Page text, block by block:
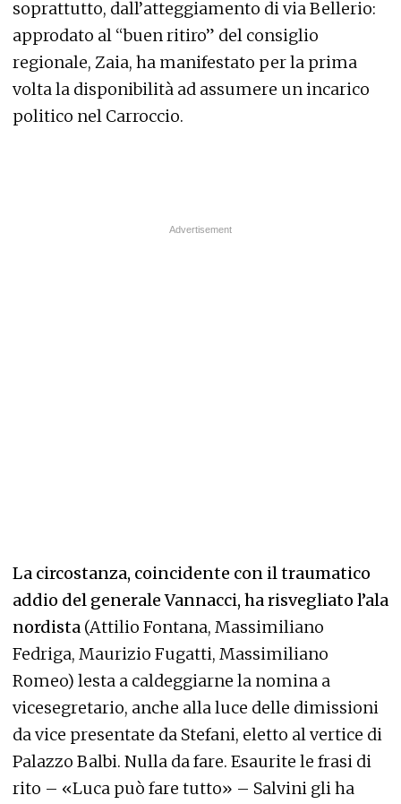
soprattutto, dall’atteggiamento di via Bellerio:
approdato al “buen ritiro” del consiglio
regionale, Zaia, ha manifestato per la prima
volta la disponibilità ad assumere un incarico
politico nel Carroccio.
La circostanza, coincidente con il traumatico
addio del generale Vannacci, ha risvegliato l’ala
nordista (Attilio Fontana, Massimiliano
Fedriga, Maurizio Fugatti, Massimiliano
Romeo) lesta a caldeggiarne la nomina a
vicesegretario, anche alla luce delle dimissioni
da vice presentate da Stefani, eletto al vertice di
Palazzo Balbi. Nulla da fare. Esaurite le frasi di
rito – «Luca può fare tutto» – Salvini gli ha